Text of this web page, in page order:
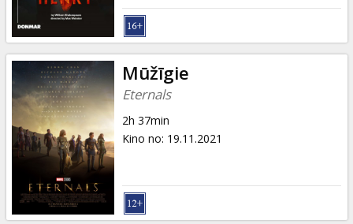
Uzkodas
B2B
Kino
Klubs
Mūžīgie
Eternals
2h 37min
Kino no: 19.11.2021